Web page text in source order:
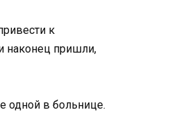
к
наконец пришли,
одной в больнице.